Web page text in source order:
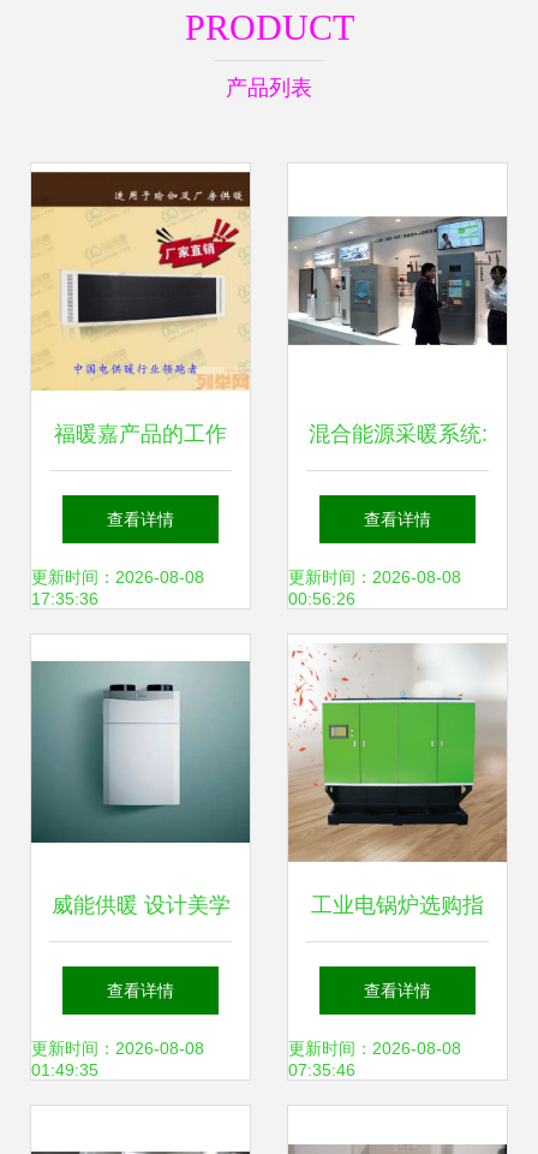
PRODUCT
产品列表
福暖嘉产品的工作
原理、用途及分类
查看详情
更新时间：2026-08-08
17:35:36
混合能源采暖系统:
潜力巨大但尚存缺
陷
查看详情
更新时间：2026-08-08
00:56:26
威能供暖 设计美学
与供暖科技的奥斯
卡荣誉之旅
查看详情
更新时间：2026-08-08
01:49:35
工业电锅炉选购指
南 亚飞凌电子电锅
炉详解
查看详情
更新时间：2026-08-08
07:35:46